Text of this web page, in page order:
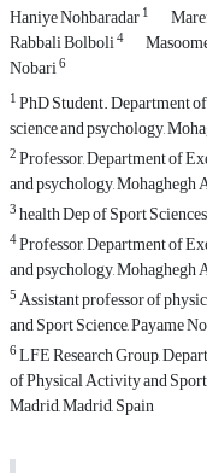
Haniye Nohbaradar1
Rabbali Bolboli4
Nobari6
1PhD Student. Department
science and psychology,
2Professor, Department of
and psychology,
3health Dep of Sport
4Professor, Department of
and psychology,
5Assistant professor of
and Sport Science, Payame
6LFE Research Group,
of Physical Activity and
Madrid, Madrid, Spain